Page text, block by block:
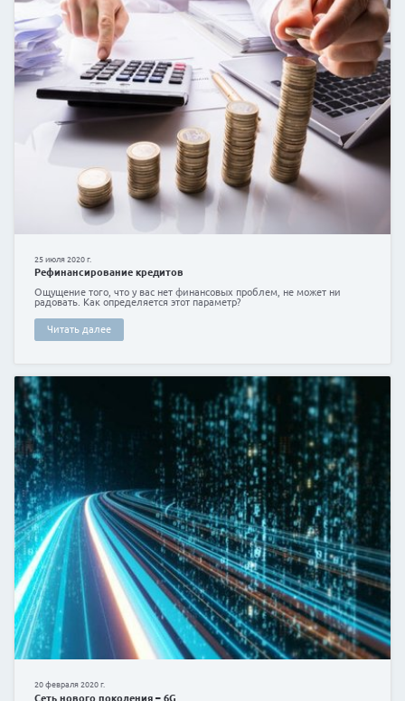
11 августа 2020 г.
Чистая кредитная история
Не секрет, что один из основных недостатков всего
поколебимое умение совершать ошибки, но
сектор не прощает ошибок, а наказывает за
кредитные обязательства на несколько лет вперед
Читать далее